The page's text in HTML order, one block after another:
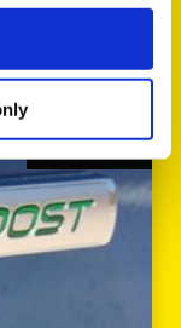
TECH NEWS